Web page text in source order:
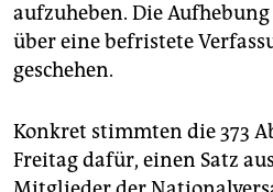
aufzuheben. Die
über eine befristete
geschehen.
Konkret stimmten die 373
Freitag dafür, einen Satz